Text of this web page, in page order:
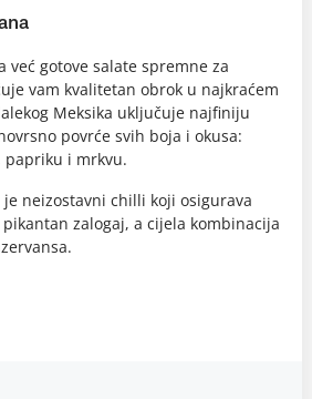
već gotove salate spremne za
vam kvalitetan obrok u najkraćem
Meksika uključuje najfiniju
povrće svih boja i okusa:
papriku i mrkvu.
neizostavni chilli koji osigurava
zalogaj, a cijela kombinacija